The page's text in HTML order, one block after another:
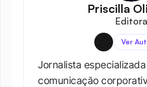
Priscilla
Editora
Ver
Jornalista
comunicação